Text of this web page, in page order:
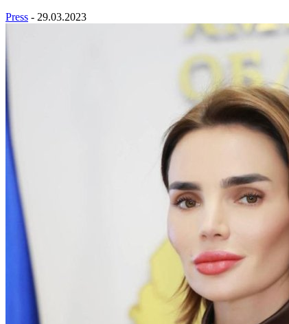
Press - 29.03.2023